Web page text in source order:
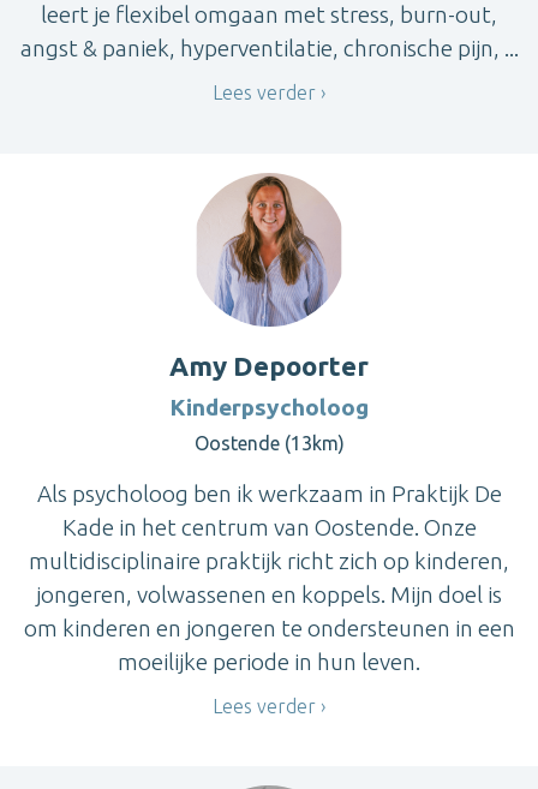
leert je flexibel omgaan met stress, burn-out,
angst & paniek, hyperventilatie, chronische pijn, ...
Lees verder
Amy Depoorter
Kinderpsycholoog
Oostende (13km)
Als psycholoog ben ik werkzaam in Praktijk De
Kade in het centrum van Oostende. Onze
multidisciplinaire praktijk richt zich op kinderen,
jongeren, volwassenen en koppels. Mijn doel is
om kinderen en jongeren te ondersteunen in een
moeilijke periode in hun leven.
Lees verder